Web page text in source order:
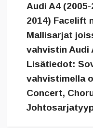
Audi A4
2014) Facelift
Mallisarjat
vahvistin Audi
Lisätiedot:
vahvistimella
Concert,